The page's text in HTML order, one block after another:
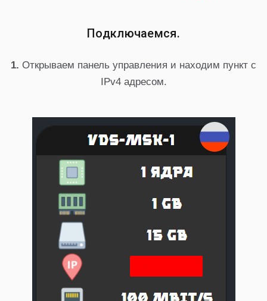
Подключаемся.
1. Открываем панель управления и находим пункт с
IPv4 адресом.